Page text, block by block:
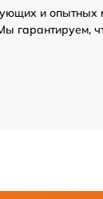
и